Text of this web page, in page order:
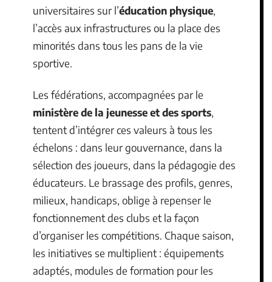
universitaires sur l’éducation physique,
l’accès aux infrastructures ou la place des
minorités dans tous les pans de la vie
sportive.
Les fédérations, accompagnées par le
ministère de la jeunesse et des sports,
tentent d’intégrer ces valeurs à tous les
échelons : dans leur gouvernance, dans la
sélection des joueurs, dans la pédagogie des
éducateurs. Le brassage des profils, genres,
milieux, handicaps, oblige à repenser le
fonctionnement des clubs et la façon
d’organiser les compétitions. Chaque saison,
les initiatives se multiplient : équipements
adaptés, modules de formation pour les